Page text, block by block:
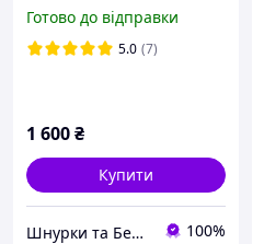
Готово до відправки
5.0 (7)
1 600₴
Купити
Шнурки та Берці 100%